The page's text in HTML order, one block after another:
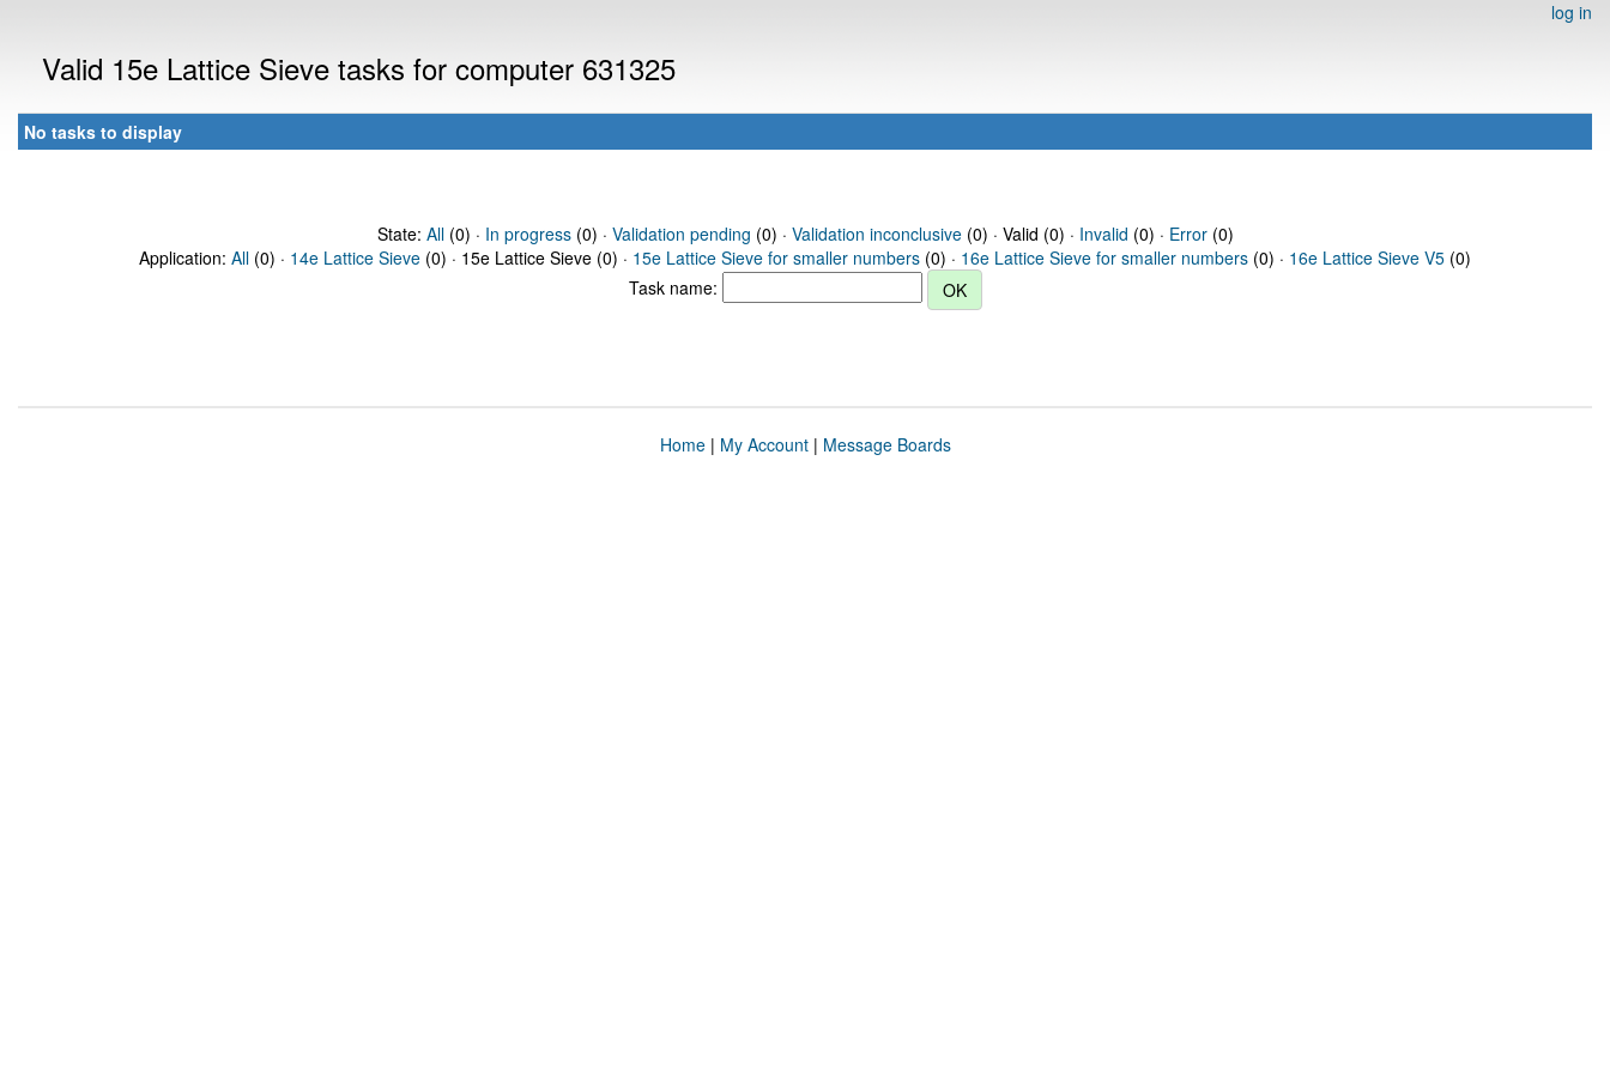
log in
Valid 15e Lattice Sieve tasks for computer 631325
No tasks to display
State: All(0) · In progress(0) · Validation pending (0) · Validation inconclusive(0) · Valid (0) · Invalid (0) · Error(0)
Application: All (0) · 14e Lattice Sieve (0) · 15e Lattice Sieve (0) · 15e Lattice Sieve for smaller numbers (0) · 16e Lattice Sieve for smaller numbers (0) · 16e Lattice Sieve V5 (0)
Task name:
Home| My Account| Message Boards